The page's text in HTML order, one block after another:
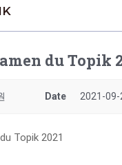
du Topik
Date 2021-09-
Topik 2021